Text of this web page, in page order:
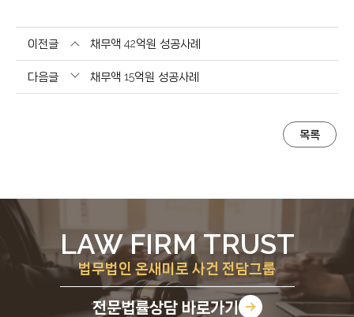
이전글 채무액 42억원 성공사례
다음글 채무액 15억원 성공사례
목록
LAW FIRM TRUST
법무법인 온새미로 사건 전담그룹
전문법률상담 바로가기